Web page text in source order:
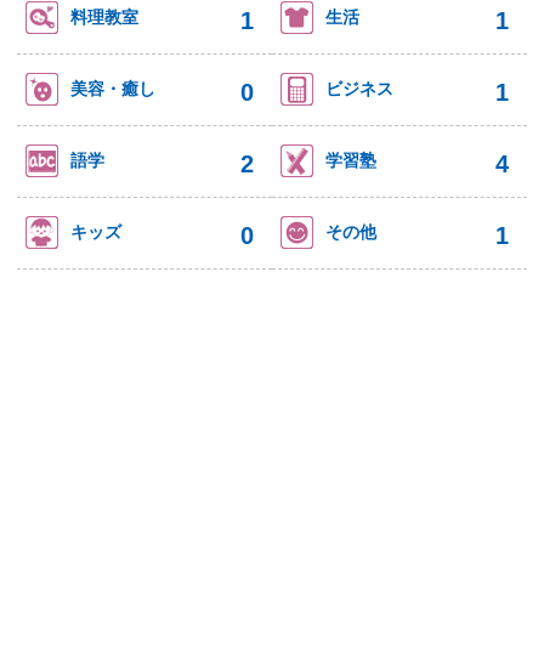
料理教室 1 生活 1
美容・癒し 0 ビジネス 1
語学 2 学習塾 4
キッズ 0 その他 1